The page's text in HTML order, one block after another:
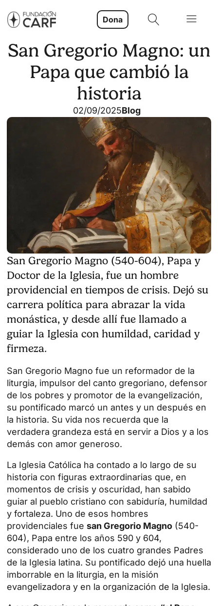
Dona
San Gregorio Magno: un
Papa que cambió la
historia
02/09/2025Blog
San Gregorio Magno (540-604), Papa y
Doctor de la Iglesia, fue un hombre
providencial en tiempos de crisis. Dejó su
carrera política para abrazar la vida
monástica, y desde allí fue llamado a
guiar la Iglesia con humildad, caridad y
firmeza.
San Gregorio Magno fue un reformador de la
liturgia, impulsor del canto gregoriano, defensor
de los pobres y promotor de la evangelización,
su pontificado marcó un antes y un después en
la historia. Su vida nos recuerda que la
verdadera grandeza está en servir a Dios y a los
demás con amor generoso.
La Iglesia Católica ha contado a lo largo de su
historia con figuras extraordinarias que, en
momentos de crisis y oscuridad, han sabido
guiar al pueblo cristiano con sabiduría, humildad
y fortaleza. Uno de esos hombres
providenciales fue san Gregorio Magno (540-
604), Papa entre los años 590 y 604,
considerado uno de los cuatro grandes Padres
de la Iglesia latina. Su pontificado dejó una huella
imborrable en la liturgia, en la misión
evangelizadora y en la organización de la Iglesia.